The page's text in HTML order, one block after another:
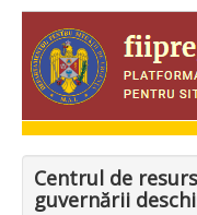
Centrul de
guvernării